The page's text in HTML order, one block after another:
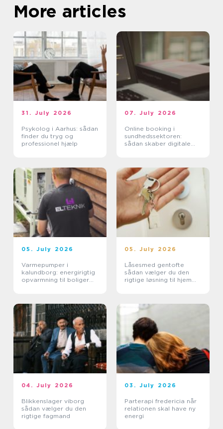
More articles
31. July 2026
Psykolog i Aarhus: sådan
finder du tryg og
professionel hjælp
07. July 2026
Online booking i
sundhedssektoren:
sådan skaber digitale
05. July 2026
Varmepumper i
kalundborg: energirigtig
opvarmning til boliger
05. July 2026
Låsesmed gentofte
sådan vælger du den
rigtige løsning til hjem
04. July 2026
Blikkenslager viborg
sådan vælger du den
rigtige fagmand
03. July 2026
Parterapi fredericia når
relationen skal have ny
energi